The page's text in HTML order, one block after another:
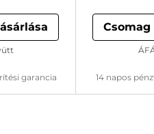
garancia 14 napos